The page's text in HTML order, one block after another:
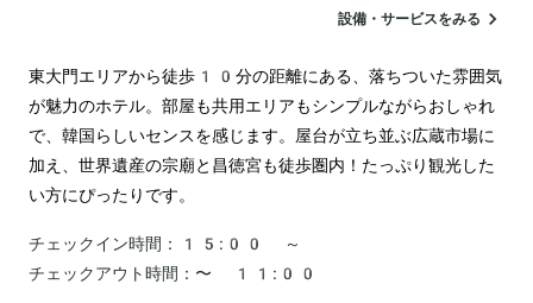
設備・サービスをみる
東大門エリアから徒歩10分の距離にある、落ちついた雰囲気
が魅力のホテル。部屋も共用エリアもシンプルながらおしゃれ
で、韓国らしいセンスを感じます。屋台が立ち並ぶ広蔵市場に
加え、世界遺産の宗廟と昌徳宮も徒歩圏内！たっぷり観光した
い方にぴったりです。
チェックイン時間：
15:00 ～
チェックアウト時間： 〜 11:00